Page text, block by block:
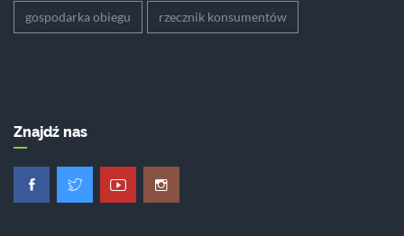
gospodarka obiegu rzecznik konsumentów
Znajdź nas